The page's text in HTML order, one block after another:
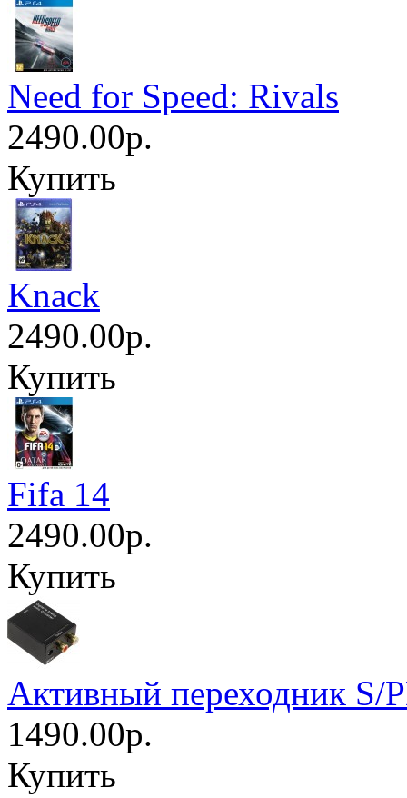
Need for Speed: Rivals
2490.00р.
Купить
Knack
2490.00р.
Купить
Fifa 14
2490.00р.
Купить
Активный переходник S/
1490.00р.
Купить